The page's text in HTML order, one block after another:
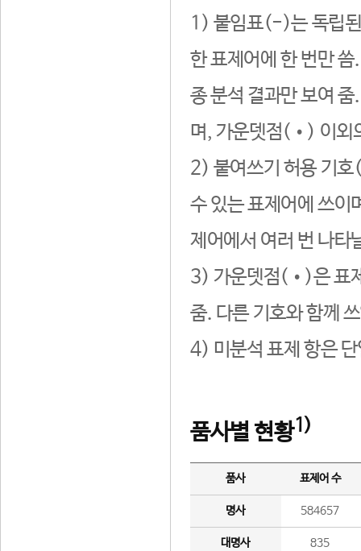
1) 붙임표(-)는 독립된
한 표제어에 한 번만
종 분석 결과만 보여
며, 가운뎃점(•) 이외
2) 붙여쓰기 허용 기호
수 있는 표제어에 쓰이
제어에서 여러 번 나타
3) 가운뎃점(•)은 표
줌. 다른 기호와 함께
4) 미분석 표제 항은
품사별 현황1)
품사 표제어 수
명사 584657
대명사 835